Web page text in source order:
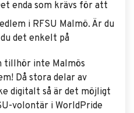
enda som krävs för att
i RFSU Malmö. Är du
det enkelt på
tillhör inte Malmös
Då stora delar av
digitalt så är det möjligt
volontär i WorldPride